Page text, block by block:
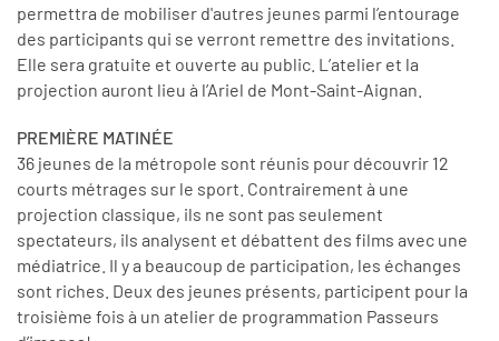
permettra de mobiliser d'autres jeunes parmi l’entourage
des participants qui se verront remettre des invitations.
Elle sera gratuite et ouverte au public. L’atelier et la
projection auront lieu à l’Ariel de Mont-Saint-Aignan.
PREMIÈRE MATINÉE
36 jeunes de la métropole sont réunis pour découvrir 12
courts métrages sur le sport. Contrairement à une
projection classique, ils ne sont pas seulement
spectateurs, ils analysent et débattent des films avec une
médiatrice. Il y a beaucoup de participation, les échanges
sont riches. Deux des jeunes présents, participent pour la
troisième fois à un atelier de programmation Passeurs